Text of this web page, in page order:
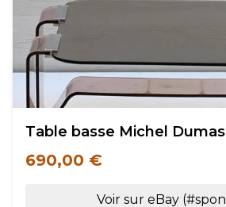
Table basse Michel Dumas
690,00 €
Voir sur eBay